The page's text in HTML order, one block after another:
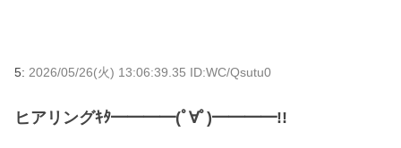
5: 2026/05/26(火) 13:06:39.35 ID:WC/Qsutu0
ヒアリングｷﾀ━━━━(ﾟ∀ﾟ)━━━━!!